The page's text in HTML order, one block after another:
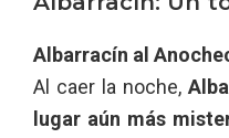
Albarracín al
Al caer la noche,
lugar aún más